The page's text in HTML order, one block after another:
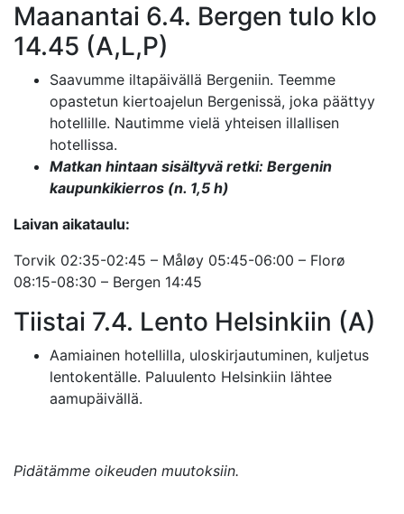
Maanantai 6.4. Bergen tulo klo
14.45 (A,L,P)
Saavumme iltapäivällä Bergeniin. Teemme
opastetun kiertoajelun Bergenissä, joka päättyy
hotellille. Nautimme vielä yhteisen illallisen
hotellissa.
Matkan hintaan sisältyvä retki: Bergenin
kaupunkikierros (n. 1,5 h)
Laivan aikataulu:
Torvik 02:35-02:45 – Måløy 05:45-06:00 – Florø
08:15-08:30 – Bergen 14:45
Tiistai 7.4. Lento Helsinkiin (A)
Aamiainen hotellilla, uloskirjautuminen, kuljetus
lentokentälle. Paluulento Helsinkiin lähtee
aamupäivällä.
Pidätämme oikeuden muutoksiin.